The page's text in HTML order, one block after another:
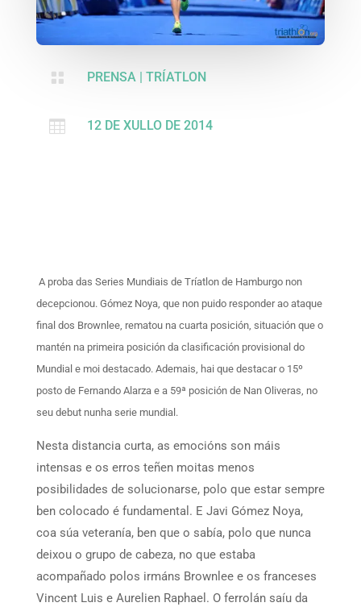
 PRENSA| TRÍATLON
 12 DE XULLO DE 2014
A proba das Series Mundiais de Tríatlon de Hamburgo non
decepcionou. Gómez Noya, que non puido responder ao ataque
final dos Brownlee, rematou na cuarta posición, situación que o
mantén na primeira posición da clasificación provisional do
Mundial e moi destacado. Ademais, hai que destacar o 15º
posto de Fernando Alarza e a 59ª posición de Nan Oliveras, no
seu debut nunha serie mundial.
Nesta distancia curta, as emocións son máis
intensas e os erros teñen moitas menos
posibilidades de solucionarse, polo que estar sempre
ben colocado é fundamental. E Javi Gómez Noya,
coa súa veteranía, ben que o sabía, polo que nunca
deixou o grupo de cabeza, no que estaba
acompañado polos irmáns Brownlee e os franceses
Vincent Luis e Aurelien Raphael. O ferrolán saíu da